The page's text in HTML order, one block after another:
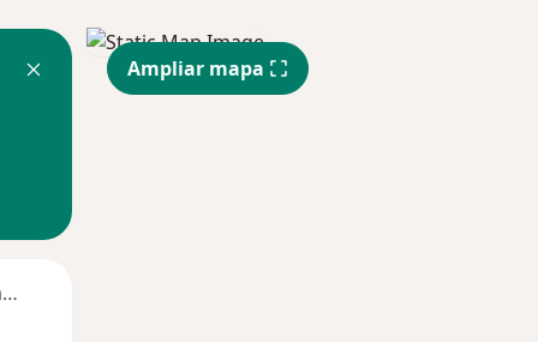
Segunda-feira
Ampliar mapa